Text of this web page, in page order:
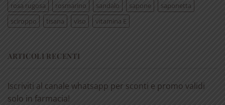
rosa rugosa
rosmarino sandalo sapone
saponetta
sciroppo
tisana viso vitamina E
ARTICOLI RECENTI
Iscriviti al canale whatsapp per sconti e promo validi
solo in farmacia!